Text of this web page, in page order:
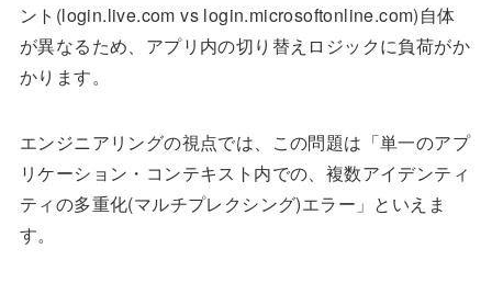
ント(login.live.com vs login.microsoftonline.com)自体
が異なるため、アプリ内の切り替えロジックに負荷がか
かります。
エンジニアリングの視点では、この問題は「単一のアプ
リケーション・コンテキスト内での、複数アイデンティ
ティの多重化(マルチプレクシング)エラー」といえま
す。